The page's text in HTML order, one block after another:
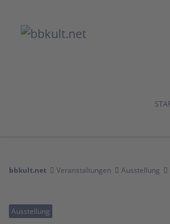
bbkult.net Veranstaltungen Ausstellung
Ausstellung